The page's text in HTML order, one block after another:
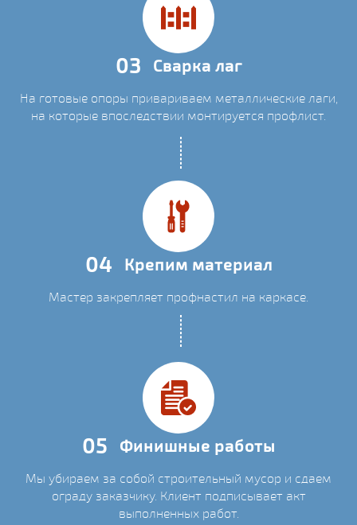
03 Сварка лаг
На готовые опоры привариваем металлические лаги,
на которые впоследствии монтируется профлист.
04 Крепим материал
Мастер закрепляет профнастил на каркасе.
05 Финишные работы
Мы убираем за собой строительный мусор и сдаем
ограду заказчику. Клиент подписывает акт
выполненных работ.